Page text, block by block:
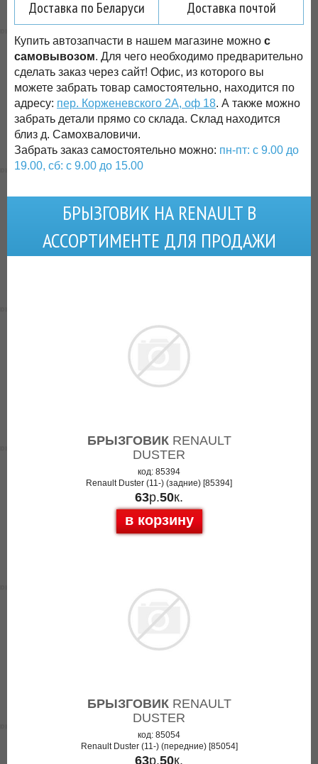
Доставка по Беларуси
Доставка почтой
Купить автозапчасти в нашем магазине можно с
самовывозом. Для чего необходимо предварительно
сделать заказ через сайт! Офис, из которого вы
можете забрать товар самостоятельно, находится по
адресу: пер. Корженевского 2А, оф 18. А также можно
забрать детали прямо со склада. Склад находится
близ д. Самохваловичи.
Забрать заказ самостоятельно можно: пн-пт: с 9.00 до
19.00, сб: с 9.00 до 15.00
БРЫЗГОВИК НА RENAULT В
АССОРТИМЕНТЕ ДЛЯ ПРОДАЖИ
БРЫЗГОВИКRENAULT
DUSTER
код: 85394
Renault Duster (11-) (задние) [85394]
63р.50к.
в корзину
БРЫЗГОВИКRENAULT
DUSTER
код: 85054
Renault Duster (11-) (передние) [85054]
63р.50к.